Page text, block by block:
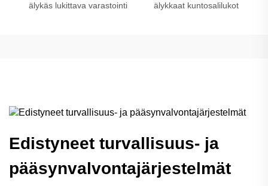
älykäs lukittava varastointi älykkaat kuntosalilukot
Edistyneet turvallisuus- ja
pääsynvalvontajärjestelmät